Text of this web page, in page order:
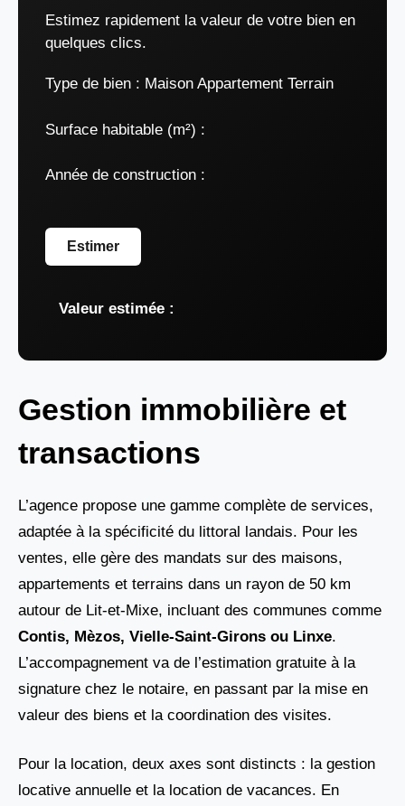
Estimez rapidement la valeur de votre bien en
quelques clics.
Type de bien : Maison Appartement Terrain
Surface habitable (m²) :
Année de construction :
Estimer
Valeur estimée :
Gestion immobilière et
transactions
L’agence propose une gamme complète de services,
adaptée à la spécificité du littoral landais. Pour les
ventes, elle gère des mandats sur des maisons,
appartements et terrains dans un rayon de 50 km
autour de Lit-et-Mixe, incluant des communes comme
Contis, Mèzos, Vielle-Saint-Girons ou Linxe.
L’accompagnement va de l’estimation gratuite à la
signature chez le notaire, en passant par la mise en
valeur des biens et la coordination des visites.
Pour la location, deux axes sont distincts : la gestion
locative annuelle et la location de vacances. En